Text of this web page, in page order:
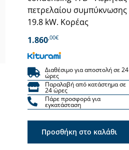
πετρελαίου συμπύκνωσης
19.8 kW. Κορέας
1.860,00€
Διαθέσιμο για αποστολή σε 24
ώρες
Παραλαβή από κατάστημα σε
24 ώρες
Πάρε προσφορά για
εγκατάσταση
Προσθήκη στο καλάθι